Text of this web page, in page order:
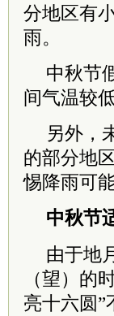
分地区有
雨。
中秋节
间气温较
另外，
的部分地
惕降雨可
中秋节
由于地
（望）的
亮十六圆”